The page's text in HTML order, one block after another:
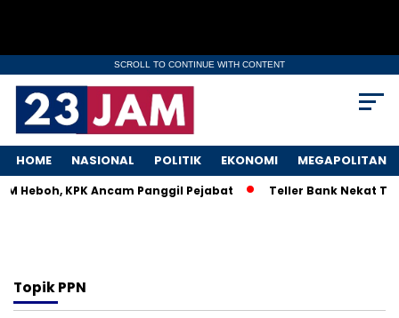
SCROLL TO CONTINUE WITH CONTENT
HOME NASIONAL POLITIK EKONOMI MEGAPOLITAN
Heboh, KPK Ancam Panggil Pejabat Teller Bank Nekat
TopikPPN